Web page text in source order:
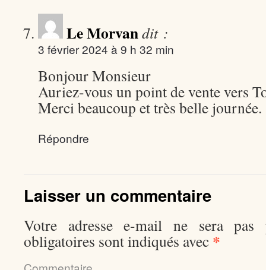
Le Morvandit :
3 février 2024 à 9 h 32 min
Bonjour Monsieur
Auriez-vous un point de vente vers
Merci beaucoup et très belle journée.
Répondre
Laisser un commentaire
Votre adresse e-mail ne sera pas
obligatoires sont indiqués avec *